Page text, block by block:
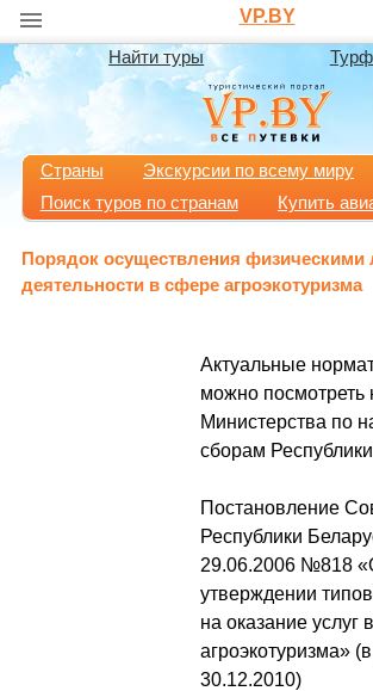
VP.BY
Найти туры
Страны
Экскурсии по всему миру
Поиск туров по странам
Купить
Порядок осуществления физическими
деятельности в сфере агроэкотуризма
Актуальные
можно посмотреть
Министерства по
сборам
Постановление
Республики
29.06.2006 №818
утверждении
на оказание услуг
агроэкотуризма»
30.12.2010)